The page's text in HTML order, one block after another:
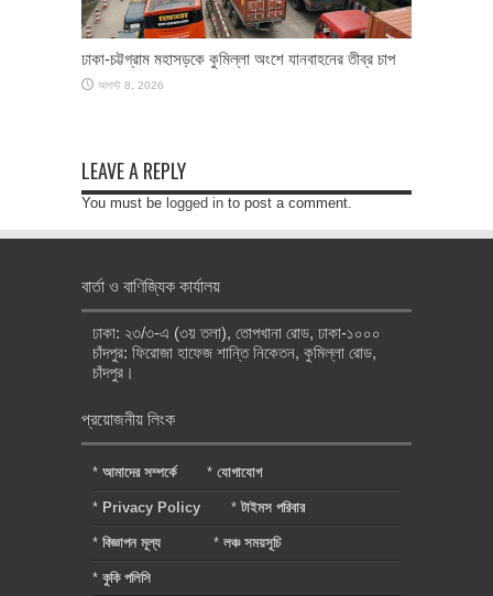
ঢাকা-চট্টগ্রাম মহাসড়কে কুমিল্লা অংশে যানবাহনের তীব্র চাপ
আগস্ট 8, 2026
LEAVE A REPLY
You must be logged in to post a comment.
বার্তা ও বাণিজ্যিক কার্যালয়
ঢাকা: ২৩/৩-এ (৩য় তলা), তোপখানা রোড, ঢাকা-১০০০
চাঁদপুর: ফিরোজা হাফেজ শান্তি নিকেতন, কুমিল্লা রোড,
চাঁদপুর।
প্রয়োজনীয় লিংক
* আমাদের সম্পর্কে * যোগাযোগ
* Privacy Policy *টাইমস পরিবার
* বিজ্ঞাপন মূল্য * লঞ্চ সময়সূচি
* কুকি পলিসি